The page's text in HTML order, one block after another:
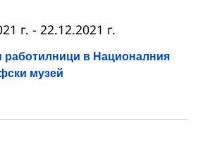
работилници в Националния
музей
г. - 22.12.2021 г.